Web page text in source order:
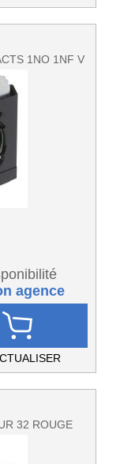
1NO 1NF V
agence
32 ROUGE